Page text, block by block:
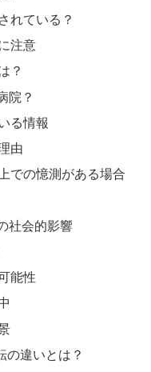
れている？
注意
？
院？
る情報
由
での憶測がある場合
社会的影響
能性
の違いとは？